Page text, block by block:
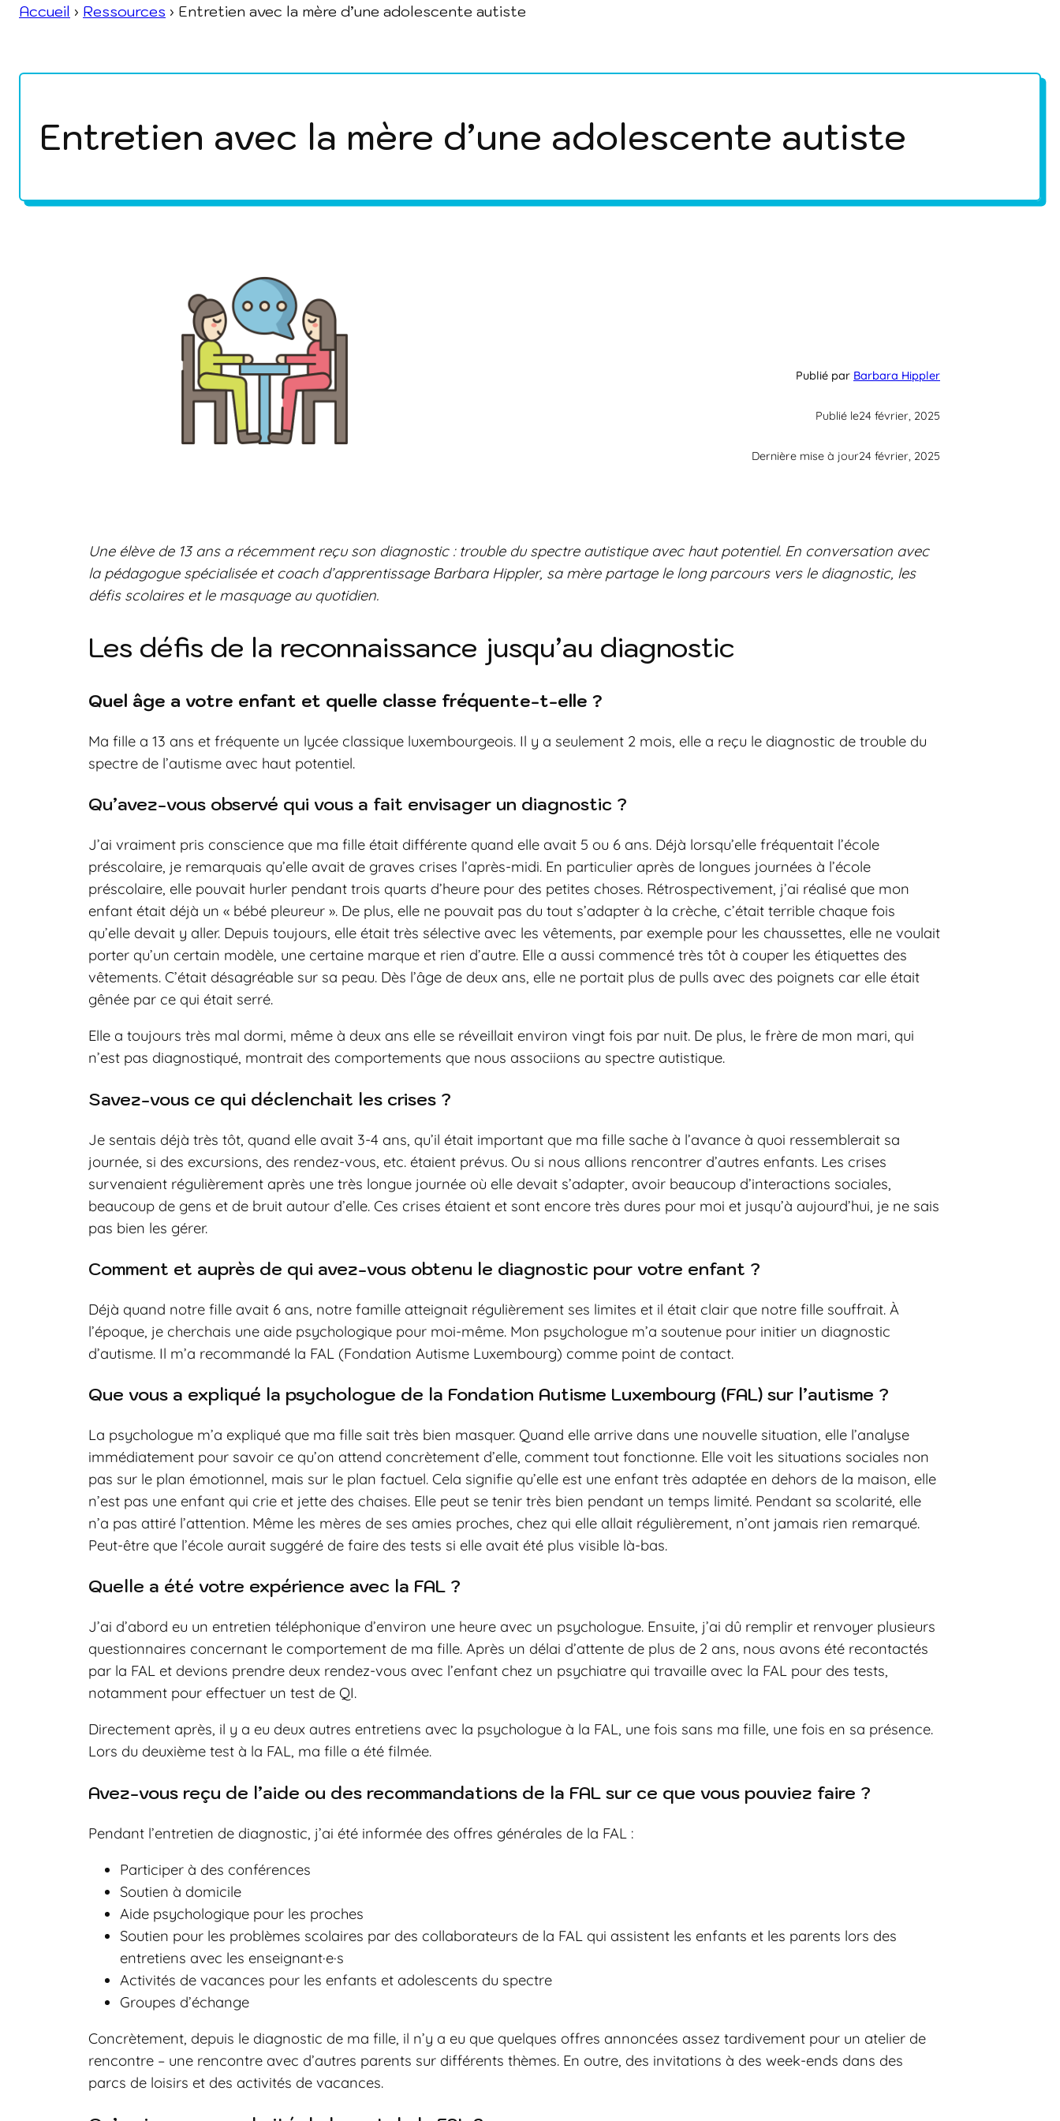
Accueil › Ressources › Entretien avec la mère d’une adolescente autiste
Entretien avec la mère d’une adolescente autiste
Publié par Barbara Hippler
Publié le24 février, 2025
Dernière mise à jour24 février, 2025
Une élève de 13 ans a récemment reçu son diagnostic : trouble du spectre autistique avec haut potentiel. En conversation avec
la pédagogue spécialisée et coach d’apprentissage Barbara Hippler, sa mère partage le long parcours vers le diagnostic, les
défis scolaires et le masquage au quotidien.
Les défis de la reconnaissance jusqu’au diagnostic
Quel âge a votre enfant et quelle classe fréquente-t-elle ?
Ma fille a 13 ans et fréquente un lycée classique luxembourgeois. Il y a seulement 2 mois, elle a reçu le diagnostic de trouble du
spectre de l’autisme avec haut potentiel.
Qu’avez-vous observé qui vous a fait envisager un diagnostic ?
J’ai vraiment pris conscience que ma fille était différente quand elle avait 5 ou 6 ans. Déjà lorsqu’elle fréquentait l’école
préscolaire, je remarquais qu’elle avait de graves crises l’après-midi. En particulier après de longues journées à l’école
préscolaire, elle pouvait hurler pendant trois quarts d’heure pour des petites choses. Rétrospectivement, j’ai réalisé que mon
enfant était déjà un « bébé pleureur ». De plus, elle ne pouvait pas du tout s’adapter à la crèche, c’était terrible chaque fois
qu’elle devait y aller. Depuis toujours, elle était très sélective avec les vêtements, par exemple pour les chaussettes, elle ne voulait
porter qu’un certain modèle, une certaine marque et rien d’autre. Elle a aussi commencé très tôt à couper les étiquettes des
vêtements. C’était désagréable sur sa peau. Dès l’âge de deux ans, elle ne portait plus de pulls avec des poignets car elle était
gênée par ce qui était serré.
Elle a toujours très mal dormi, même à deux ans elle se réveillait environ vingt fois par nuit. De plus, le frère de mon mari, qui
n’est pas diagnostiqué, montrait des comportements que nous associions au spectre autistique.
Savez-vous ce qui déclenchait les crises ?
Je sentais déjà très tôt, quand elle avait 3-4 ans, qu’il était important que ma fille sache à l’avance à quoi ressemblerait sa
journée, si des excursions, des rendez-vous, etc. étaient prévus. Ou si nous allions rencontrer d’autres enfants. Les crises
survenaient régulièrement après une très longue journée où elle devait s’adapter, avoir beaucoup d’interactions sociales,
beaucoup de gens et de bruit autour d’elle. Ces crises étaient et sont encore très dures pour moi et jusqu’à aujourd’hui, je ne sais
pas bien les gérer.
Comment et auprès de qui avez-vous obtenu le diagnostic pour votre enfant ?
Déjà quand notre fille avait 6 ans, notre famille atteignait régulièrement ses limites et il était clair que notre fille souffrait. À
l’époque, je cherchais une aide psychologique pour moi-même. Mon psychologue m’a soutenue pour initier un diagnostic
d’autisme. Il m’a recommandé la FAL (Fondation Autisme Luxembourg) comme point de contact.
Que vous a expliqué la psychologue de la Fondation Autisme Luxembourg (FAL) sur l’autisme ?
La psychologue m’a expliqué que ma fille sait très bien masquer. Quand elle arrive dans une nouvelle situation, elle l’analyse
immédiatement pour savoir ce qu’on attend concrètement d’elle, comment tout fonctionne. Elle voit les situations sociales non
pas sur le plan émotionnel, mais sur le plan factuel. Cela signifie qu’elle est une enfant très adaptée en dehors de la maison, elle
n’est pas une enfant qui crie et jette des chaises. Elle peut se tenir très bien pendant un temps limité. Pendant sa scolarité, elle
n’a pas attiré l’attention. Même les mères de ses amies proches, chez qui elle allait régulièrement, n’ont jamais rien remarqué.
Peut-être que l’école aurait suggéré de faire des tests si elle avait été plus visible là-bas.
Quelle a été votre expérience avec la FAL ?
J’ai d’abord eu un entretien téléphonique d’environ une heure avec un psychologue. Ensuite, j’ai dû remplir et renvoyer plusieurs
questionnaires concernant le comportement de ma fille. Après un délai d’attente de plus de 2 ans, nous avons été recontactés
par la FAL et devions prendre deux rendez-vous avec l’enfant chez un psychiatre qui travaille avec la FAL pour des tests,
notamment pour effectuer un test de QI.
Directement après, il y a eu deux autres entretiens avec la psychologue à la FAL, une fois sans ma fille, une fois en sa présence.
Lors du deuxième test à la FAL, ma fille a été filmée.
Avez-vous reçu de l’aide ou des recommandations de la FAL sur ce que vous pouviez faire ?
Pendant l’entretien de diagnostic, j’ai été informée des offres générales de la FAL :
Participer à des conférences
Soutien à domicile
Aide psychologique pour les proches
Soutien pour les problèmes scolaires par des collaborateurs de la FAL qui assistent les enfants et les parents lors des
entretiens avec les enseignant·e·s
Activités de vacances pour les enfants et adolescents du spectre
Groupes d’échange
Concrètement, depuis le diagnostic de ma fille, il n’y a eu que quelques offres annoncées assez tardivement pour un atelier de
rencontre – une rencontre avec d’autres parents sur différents thèmes. En outre, des invitations à des week-ends dans des
parcs de loisirs et des activités de vacances.